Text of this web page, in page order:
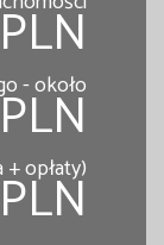
- około
+ opłaty)